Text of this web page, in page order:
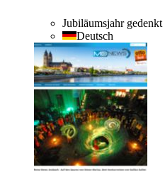
Jubiläumsjahr
Deutsch